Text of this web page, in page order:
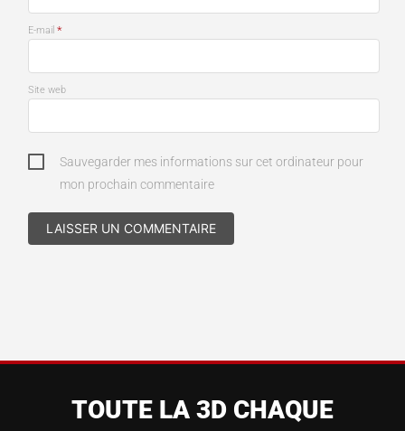
E-mail *
Site web
Sauvegarder mes informations sur cet ordinateur pour
mon prochain commentaire
TOUTE LA 3D CHAQUE